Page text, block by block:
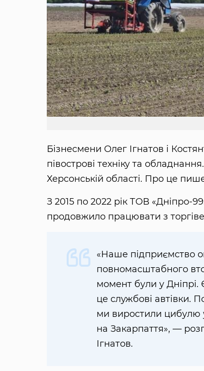
Бізнесмени Олег Ігнатов і
півострові техніку та
Херсонській області. Про це
З 2015 по 2022 рік ТОВ «Дніпро-
продовжило працювати з
«Наше підприємство
повномасштабного
момент були у
це службові автівки.
ми виростили цибулю
на Закарпаття», —
Ігнатов.